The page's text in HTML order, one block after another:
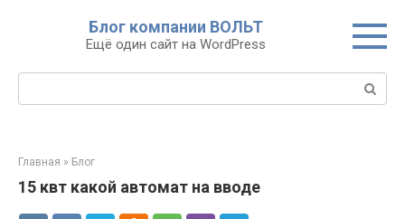
Блог компании ВОЛЬТ
Ещё один сайт на WordPress
Поиск:
Главная » Блог
15 квт какой автомат на вводе